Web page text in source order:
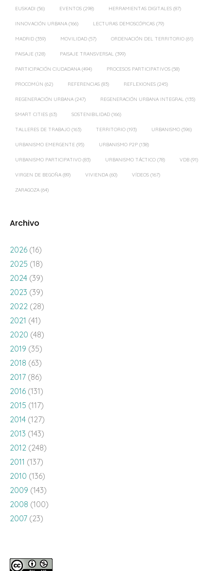
EUSKADI (56) EVENTOS (298) HERRAMIENTAS DIGITALES (87)
INNOVACIÓN URBANA (166) LECTURAS DEMOSCÓPICAS (79)
MADRID (359) MOVILIDAD (57) ORDENACIÓN DEL TERRITORIO (61)
PAISAJE (128) PAISAJE TRANSVERSAL (399)
PARTICIPACIÓN CIUDADANA (494) PROCESOS PARTICIPATIVOS (58)
PROCOMÚN (62) REFERENCIAS (83) REFLEXIONES (245)
REGENERACIÓN URBANA (247) REGENERACIÓN URBANA INTEGRAL (135)
SMART CITIES (63) SOSTENIBILIDAD (166)
TALLERES DE TRABAJO (163) TERRITORIO (193) URBANISMO (596)
URBANISMO EMERGENTE (95) URBANISMO P2P (138)
URBANISMO PARTICIPATIVO (83) URBANISMO TÁCTICO (78) VDB (91)
VIRGEN DE BEGOÑA (89) VIVIENDA (60) VÍDEOS (167)
ZARAGOZA (64)
Archivo
2026 (16)
2025 (18)
2024 (39)
2023 (39)
2022 (28)
2021 (41)
2020 (48)
2019 (35)
2018 (63)
2017 (86)
2016 (131)
2015 (117)
2014 (127)
2013 (143)
2012 (248)
2011 (137)
2010 (136)
2009 (143)
2008 (100)
2007 (23)